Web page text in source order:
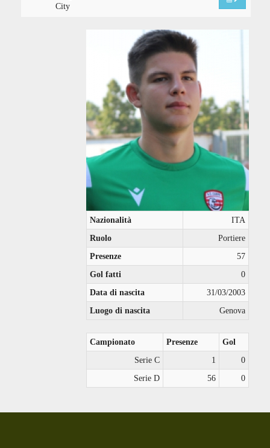
City
Nazionalità
ITA
Ruolo
Portiere
Presenze
57
Gol fatti
0
Data di nascita
31/03/2003
Luogo di nascita
Genova
Campionato Presenze
Gol
Serie C
1
0
Serie D
56 0